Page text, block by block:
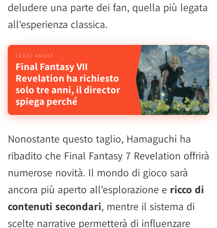
deludere una parte dei fan, quella più legata
all'esperienza classica.
Final Fantasy VII
Revelation ha richiesto
solo tre anni, il director
spiega perché
Nonostante questo taglio, Hamaguchi ha
ribadito che Final Fantasy 7 Revelation offrirà
numerose novità. Il mondo di gioco sarà
ancora più aperto all'esplorazione e ricco di
contenuti secondari, mentre il sistema di
scelte narrative permetterà di influenzare